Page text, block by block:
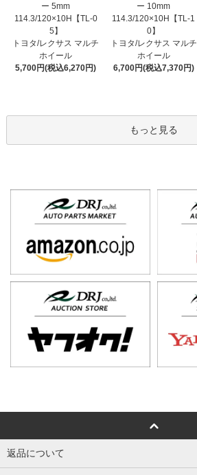
ー 5mm
114.3/120×10H【TL-0
5】
トヨタ/レクサス マルチ
ホイール
5,700円(税込6,270円)
ー 10mm
114.3/120×10H【TL-1
0】
トヨタ/レクサス マルチ
ホイール
6,700円(税込7,370円)
もっと見る
返品について